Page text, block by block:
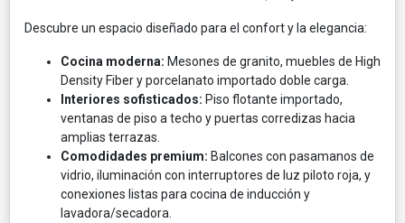
Descubre un espacio diseñado para el confort y la elegancia:
Cocina moderna: Mesones de granito, muebles de High
Density Fiber y porcelanato importado doble carga.
Interiores sofisticados: Piso flotante importado,
ventanas de piso a techo y puertas corredizas hacia
amplias terrazas.
Comodidades premium: Balcones con pasamanos de
vidrio, iluminación con interruptores de luz piloto roja, y
conexiones listas para cocina de inducción y
lavadora/secadora.